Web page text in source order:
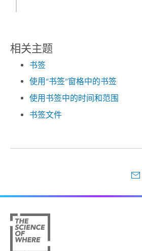
相关主题
书签
使用“书签”窗格中的书签
使用书签中的时间和范围
书签文件